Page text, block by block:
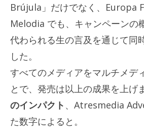
Brújula」だけでなく、Europa
Melodia でも、キャンペーンの
代わられる生の言及を通じて同
した。
すべてのメディアをマルチメデ
とで、発売は以上の成果を上げ
のインパクト 、Atresmedia
た数字によると。